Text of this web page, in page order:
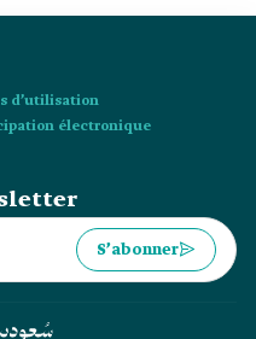
d’utilisation
électronique
S’abonner